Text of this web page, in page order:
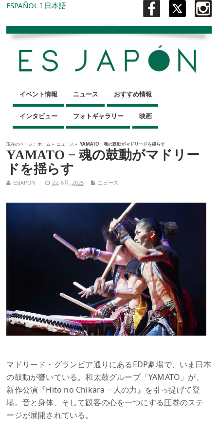
ESPAÑOL I 日本語
イベント情報 ニュース おすすめ情報
インタビュー フォトギャラリー 映画
現在のページ : ホーム » ニュース » YAMATO − 魂の鼓動がマドリードを揺らす
YAMATO − 魂の鼓動がマドリー
ドを揺らす
ESJAPON 22, 6月, 2025 ニュース
マドリード・グランビア通りにあるEDP劇場で、いま日本
の鼓動が響いている。和太鼓グループ「YAMATO」が、
新作公演『Hito no Chikara − 人の力』を引っ提げて登
場。音と身体、そして観客の心を一つにする圧巻のステ
ージが展開されている。